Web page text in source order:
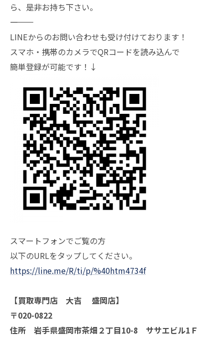
ら、是非お持ち下さい。
―――――――
LINEからのお問い合わせも受け付けております！
スマホ・携帯のカメラでQRコードを読み込んで
簡単登録が可能です！↓
スマートフォンでご覧の方
以下のURLをタップしてください。
https://line.me/R/ti/p/%40htm4734f
【買取専門店 大吉 盛岡店】
〒020-0822
住所 岩手県盛岡市茶畑２丁目10-8 ササエビル1Ｆ